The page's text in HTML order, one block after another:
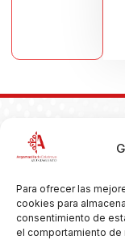
Para ofrecer las
cookies para
consentimiento de
el comportamiento
Copyright ©
Politica de